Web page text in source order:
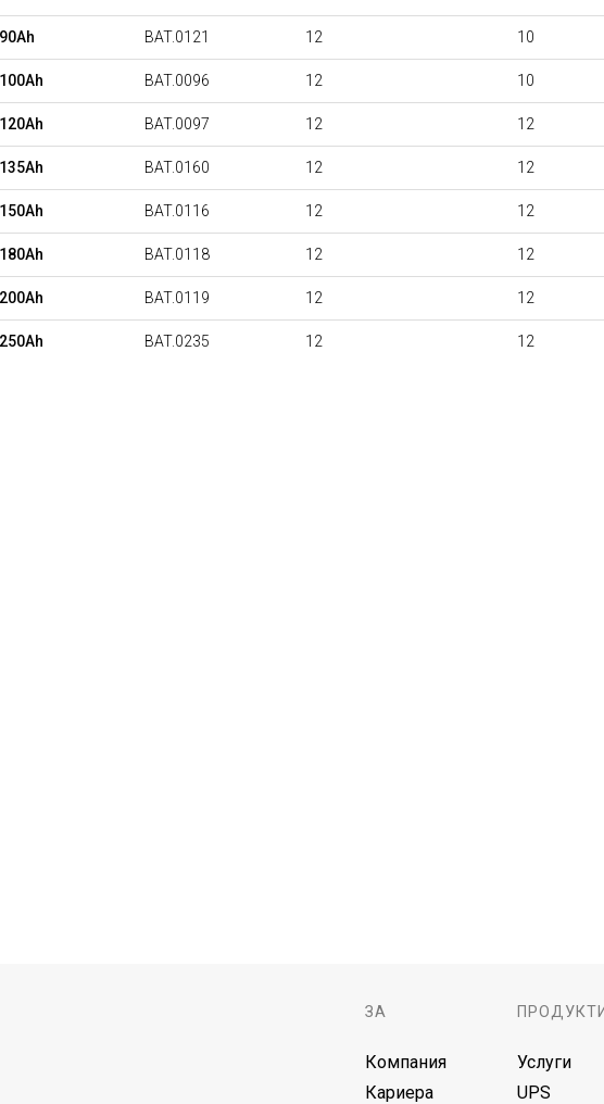
BAT.0121 12 10
BAT.0096 12 10
BAT.0097 12 12
BAT.0160 12 12
BAT.0116 12 12
BAT.0118 12 12
BAT.0119 12 12
BAT.0235 12 12
ЗА
Компания
Кариера
Услуги
UPS